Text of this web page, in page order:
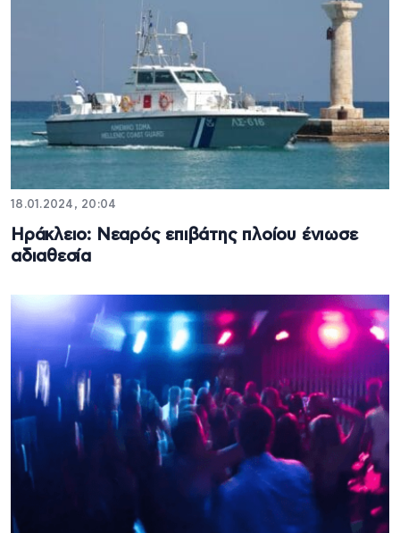
18.01.2024, 20:04
Ηράκλειο: Νεαρός επιβάτης πλοίου ένιωσε
αδιαθεσία